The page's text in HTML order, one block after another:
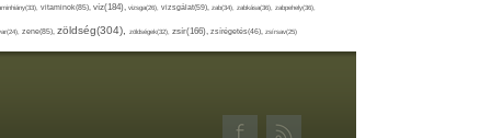
vitaminok(85), víz(184), vizsga(26), vizsgálat(59), zab(34), zabkása(36), zabpehely(36),
zene(85), zöldség(304), zöldségek(32), zsír(166), zsírégetés(46), zsírsav(25)